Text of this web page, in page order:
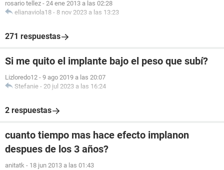
rosario tellez - 24 ene 2013 a las 02:28
elianaviola18 - 8 nov 2023 a las 13:23
271 respuestas
Si me quito el implante bajo el peso que subí?
Lizloredo12 - 9 ago 2019 a las 20:07
Stefanie - 20 jul 2023 a las 16:24
2 respuestas
cuanto tiempo mas hace efecto implanon
despues de los 3 años?
anitatk - 18 jun 2013 a las 01:43